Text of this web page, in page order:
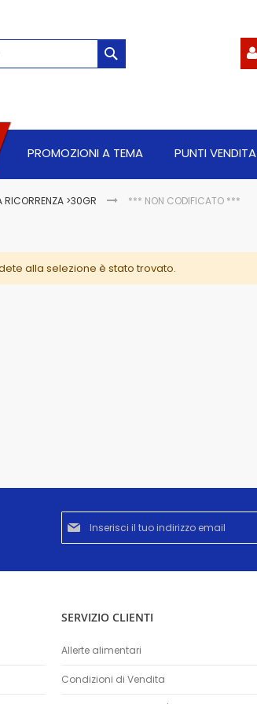
PROMOZIONI A TEMA PUNTI VENDITA
RICORRENZA >30GR *** NON CODIFICATO ***
alla selezione è stato trovato.
Iscriviti
alla
nostra
SERVIZIO CLIENTI
Allerte alimentari
Condizioni di Vendita